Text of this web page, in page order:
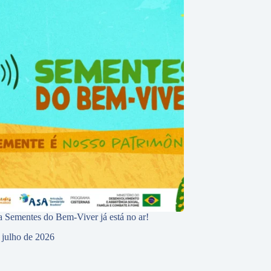
Sementes do Bem-Viver já está no ar!
julho de 2026